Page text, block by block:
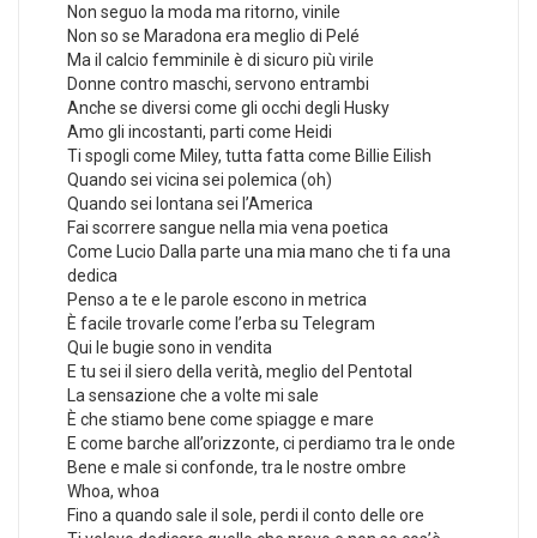
Non seguo la moda ma ritorno, vinile
Non so se Maradona era meglio di Pelé
Ma il calcio femminile è di sicuro più virile
Donne contro maschi, servono entrambi
Anche se diversi come gli occhi degli Husky
Amo gli incostanti, parti come Heidi
Ti spogli come Miley, tutta fatta come Billie Eilish
Quando sei vicina sei polemica (oh)
Quando sei lontana sei l’America
Fai scorrere sangue nella mia vena poetica
Come Lucio Dalla parte una mia mano che ti fa una
dedica
Penso a te e le parole escono in metrica
È facile trovarle come l’erba su Telegram
Qui le bugie sono in vendita
E tu sei il siero della verità, meglio del Pentotal
La sensazione che a volte mi sale
È che stiamo bene come spiagge e mare
E come barche all’orizzonte, ci perdiamo tra le onde
Bene e male si confonde, tra le nostre ombre
Whoa, whoa
Fino a quando sale il sole, perdi il conto delle ore